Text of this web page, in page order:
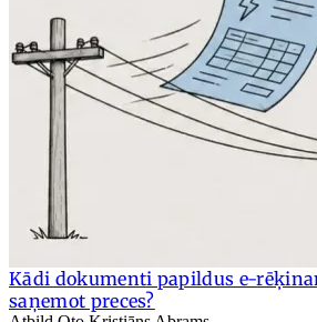
Kādi dokumenti papildus e-
saņemot preces?